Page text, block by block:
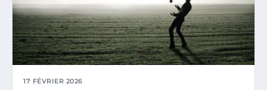
17 FÉVRIER 2026